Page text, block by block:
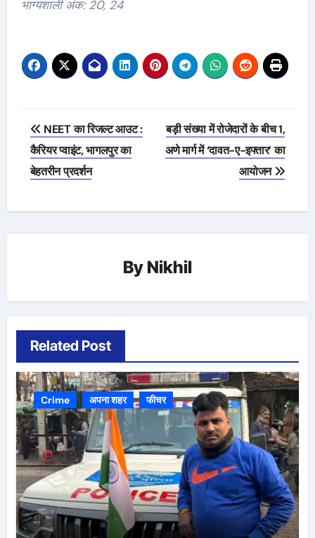
भाग्यशाली अंक: 20, 24
Post
navigation
NEET का रिजल्ट आउट :
कैरियर प्वाइंट, भागलपुर का
बेहतरीन प्रदर्शन
बड़ी संख्या में रोजेदारों के बीच 1,
अणे मार्ग में ‘दावत-ए-इफ्तार’ का
आयोजन
By Nikhil
Related Post
Crime अपना शहर फीचर